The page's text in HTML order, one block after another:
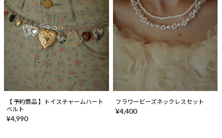
【 予約商品 】トイスチャームハート
ベルト
¥4,990
フラワービーズネックレスセット
¥4,400